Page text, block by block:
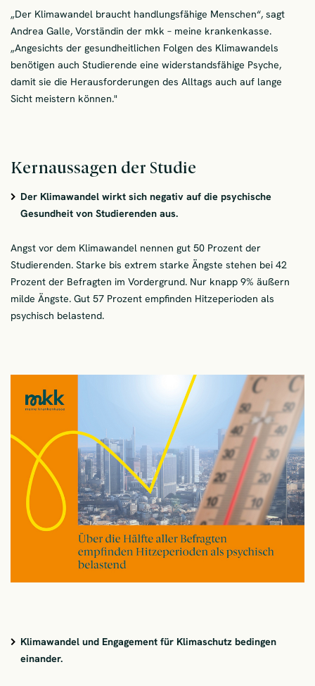
„Der Klimawandel braucht handlungsfähige Menschen“, sagt
Andrea Galle, Vorständin der mkk – meine krankenkasse.
„Angesichts der gesundheitlichen Folgen des Klimawandels
benötigen auch Studierende eine widerstandsfähige Psyche,
damit sie die Herausforderungen des Alltags auch auf lange
Sicht meistern können."
Kernaussagen der Studie
Der Klimawandel wirkt sich negativ auf die psychische
Gesundheit von Studierenden aus.
Angst vor dem Klimawandel nennen gut 50 Prozent der
Studierenden. Starke bis extrem starke Ängste stehen bei 42
Prozent der Befragten im Vordergrund. Nur knapp 9% äußern
milde Ängste. Gut 57 Prozent empfinden Hitzeperioden als
psychisch belastend.
Klimawandel und Engagement für Klimaschutz bedingen
einander.